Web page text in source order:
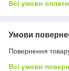
Всі умови оплати
Умови
Повернення
Всі умови